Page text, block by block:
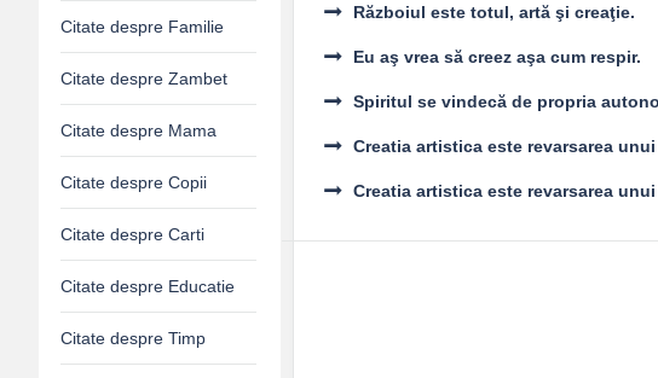
Războiul este totul, artă şi creaţie.
Eu aş vrea să creez aşa cum respir.
Spiritul se vindecă de propria
Creatia artistica este revarsarea
Creatia artistica este revarsarea
Citate despre Familie
Citate despre Zambet
Citate despre Mama
Citate despre Copii
Citate despre Carti
Citate despre Educatie
Citate despre Timp